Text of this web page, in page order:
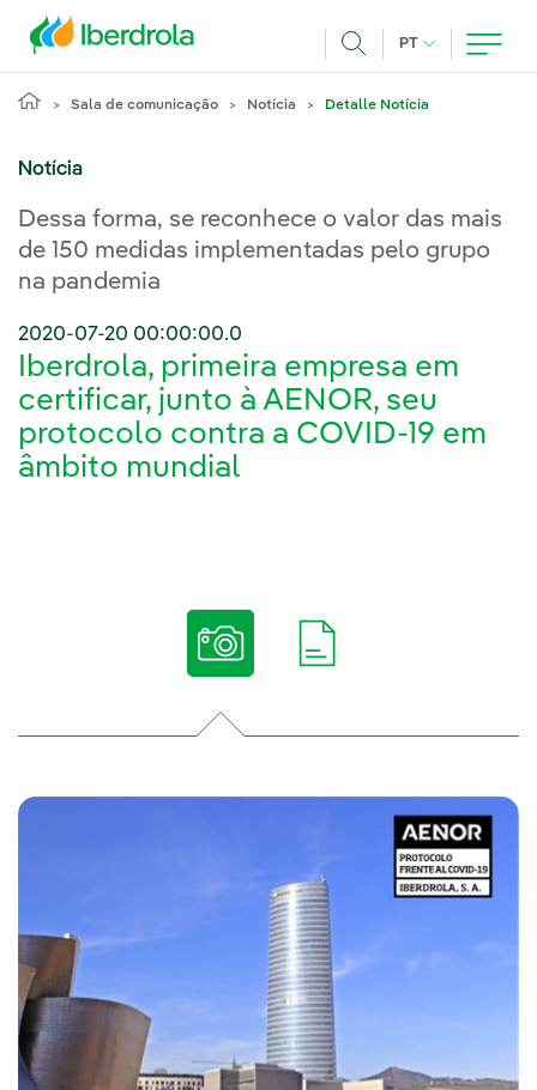
PT IDIOMA ATUAL,
Sala de comunicação Notícia Detalle Notícia
Notícia
Dessa forma, se reconhece o valor das mais
de 150 medidas implementadas pelo grupo
na pandemia
2020-07-20 00:00:00.0
Iberdrola, primeira empresa em
certificar, junto à AENOR, seu
protocolo contra a COVID-19 em
âmbito mundial